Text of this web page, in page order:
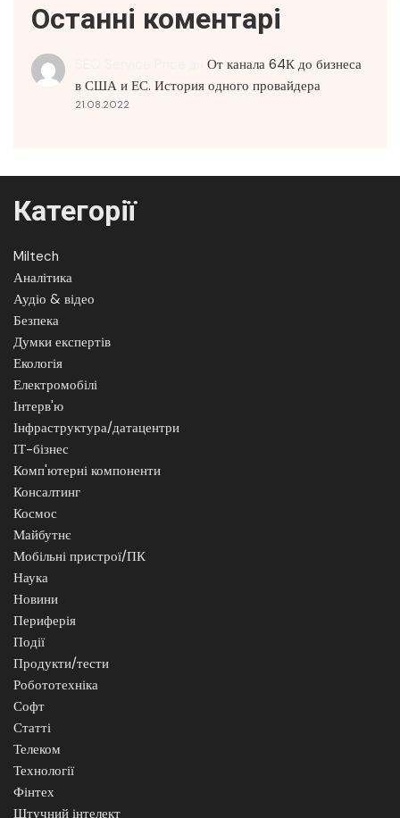
Останні коментарі
От канала 64К до бизнеса
в США и ЕС. История одного провайдера
21.08.2022
Категорії
Miltech
Аналітика
Аудіо & відео
Безпека
Думки експертів
Екологія
Електромобілі
Інтерв'ю
Інфраструктура/датацентри
ІТ-бізнес
Комп'ютерні компоненти
Консалтинг
Космос
Майбутнє
Мобільні пристрої/ПК
Наука
Новини
Периферія
Події
Продукти/тести
Робототехніка
Софт
Статті
Телеком
Технології
Фінтех
Штучний інтелект